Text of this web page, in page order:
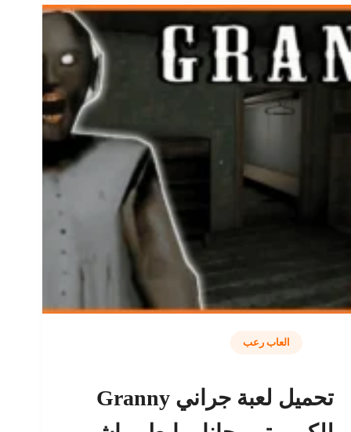
العاب رعب
تحميل لعبة جراني Granny